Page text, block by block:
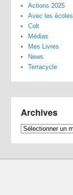
Actions 2025
Avec les écoles
Colt
Médias
Mes Livres
News
Terracycle
Archives
Archives